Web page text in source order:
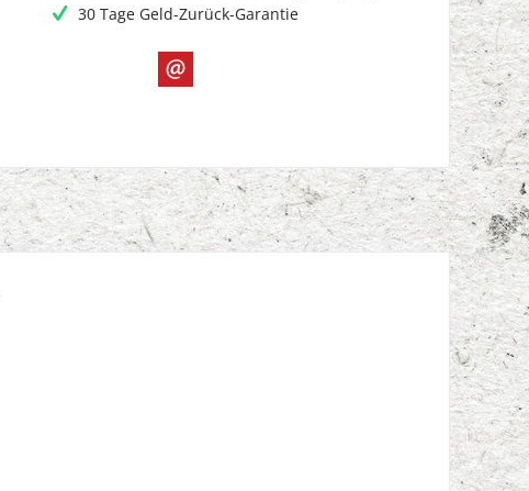
30 Tage Geld-Zurück-Garantie